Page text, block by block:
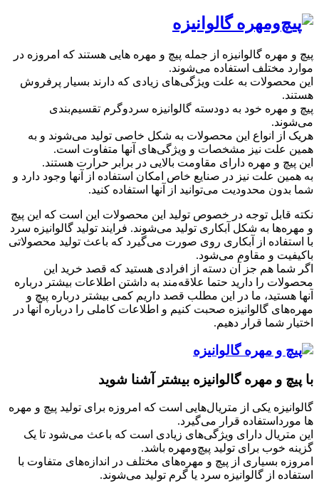
پیچ‌ و مهره گالوانیزه از جمله پیچ‌ و مهره هایی هستند که امروزه در
موارد مختلف استفاده می‌شوند.
این محصولات به علت ویژگی‌های زیادی که دارند بسیار پرفروش
هستند.
پیچ‌ و مهره خود به دودسته گالوانیزه سردوگرم تقسیم‌بندی
می‌شوند.
هریک از انواع این محصولات به شکل خاصی تولید می‌شوند و به
همین علت نیز مشخصات و ویژگی‌های آنها متفاوت است.
این پیچ‌ و مهره دارای مقاومت بالایی در برابر حرارت هستند.
به همین علت نیز در صنایع خاص امکان استفاده از آنها وجود دارد و
شما بدون محدودیت می‌توانید از آنها استفاده کنید.
نکته قابل‌ توجه در خصوص تولید این محصولات این است که این پیچ‌
و مهره‌ها به شکل آبکاری تولید می‌شوند. فرایند تولید گالوانیزه سرد
با استفاده از آبکاری روی صورت می‌گیرد که باعث تولید محصولاتی
باکیفیت و مقاوم می‌شود.
اگر شما هم جز آن دسته از افرادی هستید که قصد خرید این
محصولات را دارید حتما علاقه‌مند به داشتن اطلاعات بیشتر درباره
آنها هستید، ما در این مطلب قصد داریم کمی بیشتر درباره پیچ‌ و
مهره‌های گالوانیزه صحبت کنیم و اطلاعات کاملی را درباره آنها در
اختیار شما قرار دهیم.
با پیچ‌ و مهره گالوانیزه بیشتر آشنا شوید
گالوانیزه یکی از متریال‌هایی است که امروزه برای تولید پیچ‌ و مهره
ها مورداستفاده قرار می‌گیرد.
این متریال دارای ویژگی‌های زیادی است که باعث می‌شود تا یک
گزینه خوب برای تولید پیچ‌ومهره باشد.
امروزه بسیاری از پیچ‌ و مهره‌های مختلف در اندازه‌های متفاوت با
استفاده از گالوانیزه سرد یا گرم تولید می‌شوند.